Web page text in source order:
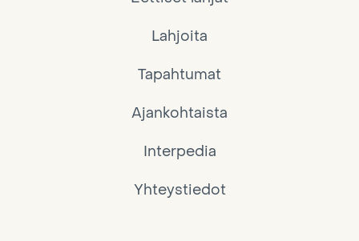
Lahjoita
Tapahtumat
Ajankohtaista
Interpedia
Yhteystiedot